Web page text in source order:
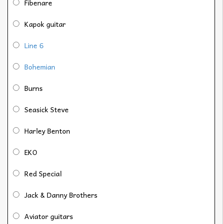
Fibenare
Kapok guitar
Line 6
Bohemian
Burns
Seasick Steve
Harley Benton
EKO
Red Special
Jack & Danny Brothers
Aviator guitars